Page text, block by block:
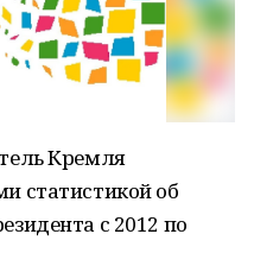
Кремля
статистикой об
с 2012 по